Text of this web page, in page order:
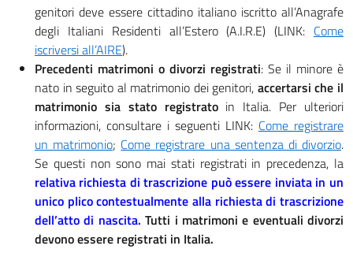
genitori deve essere cittadino italiano iscritto all’Anagrafe
degli Italiani Residenti all’Estero (A.I.R.E) (LINK: Come
iscriversi all’AIRE).
Precedenti matrimoni o divorzi registrati: Se il minore è
nato in seguito al matrimonio dei genitori, accertarsi che il
matrimonio sia stato registratoin Italia. Per ulteriori
informazioni, consultare i seguenti LINK: Come registrare
un matrimonio; Come registrare una sentenza di divorzio.
Se questi non sono mai stati registrati in precedenza, la
relativa richiesta di trascrizione può essere inviata in un
unico plico contestualmente alla richiesta di trascrizione
dell’atto di nascita.Tutti i matrimoni e eventuali divorzi
devono essere registrati in Italia.